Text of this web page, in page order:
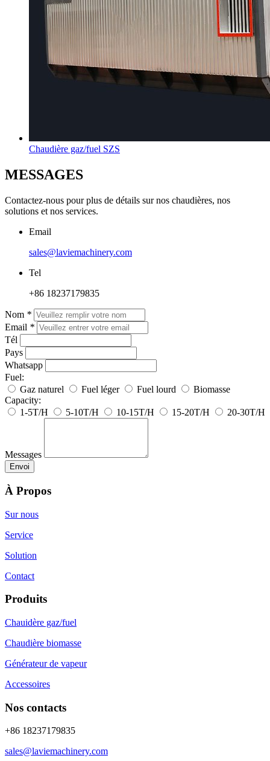
Chaudière gaz/fuel SZS
MESSAGES
Contactez-nous pour plus de détails sur nos chaudières, nos
solutions et nos services.
Email
sales@laviemachinery.com
Tel
+86 18237179835
Nom *
Email *
Tél
Pays
Whatsapp
Fuel:
Gaz naturel
Fuel léger Fuel lourd
Biomasse
Capacity:
1-5T/H
5-10T/H 10-15T/H 15-20T/H 20-30T/H
Messages
À Propos
Sur nous
Service
Solution
Contact
Produits
Chauidère gaz/fuel
Chaudière biomasse
Générateur de vapeur
Accessoires
Nos contacts
+86 18237179835
sales@laviemachinery.com